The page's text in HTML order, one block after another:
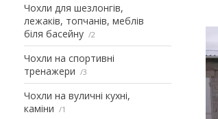
Чохли для шезлонгів,
лежаків, топчанів, меблів
біля басейну
2
Чохли на спортивні
тренажери
3
Чохли на вуличні кухні,
каміни
1